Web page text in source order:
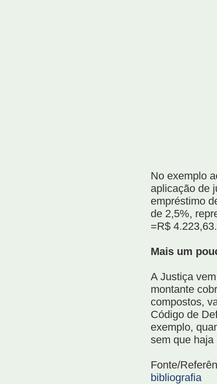
No exemplo
aplicação de
empréstimo
de 2,5%,
=R$
Mais um
A Justiça
montante
compostos,
Código de
exemplo,
sem que
Fonte/
bibliografia